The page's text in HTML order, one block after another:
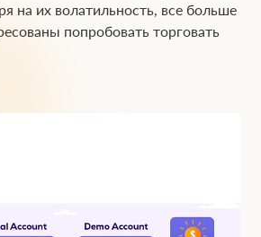
на их волатильность, все больше
попробовать торговать